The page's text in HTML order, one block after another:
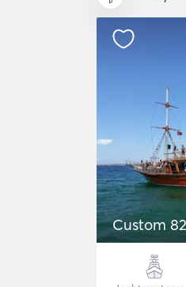
Custom 82